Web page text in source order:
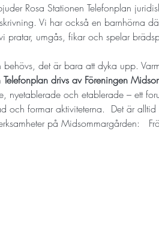
Rosa Stationen Telefonplan
Vi har också en barnhörna
pratar, umgås, fikar och spelar
behövs, det är bara att dyka upp.
Telefonplan drivs av Föreningen
nyetablerade och etablerade – ett
och formar aktiviteterna.  Det är
på Midsommargården: